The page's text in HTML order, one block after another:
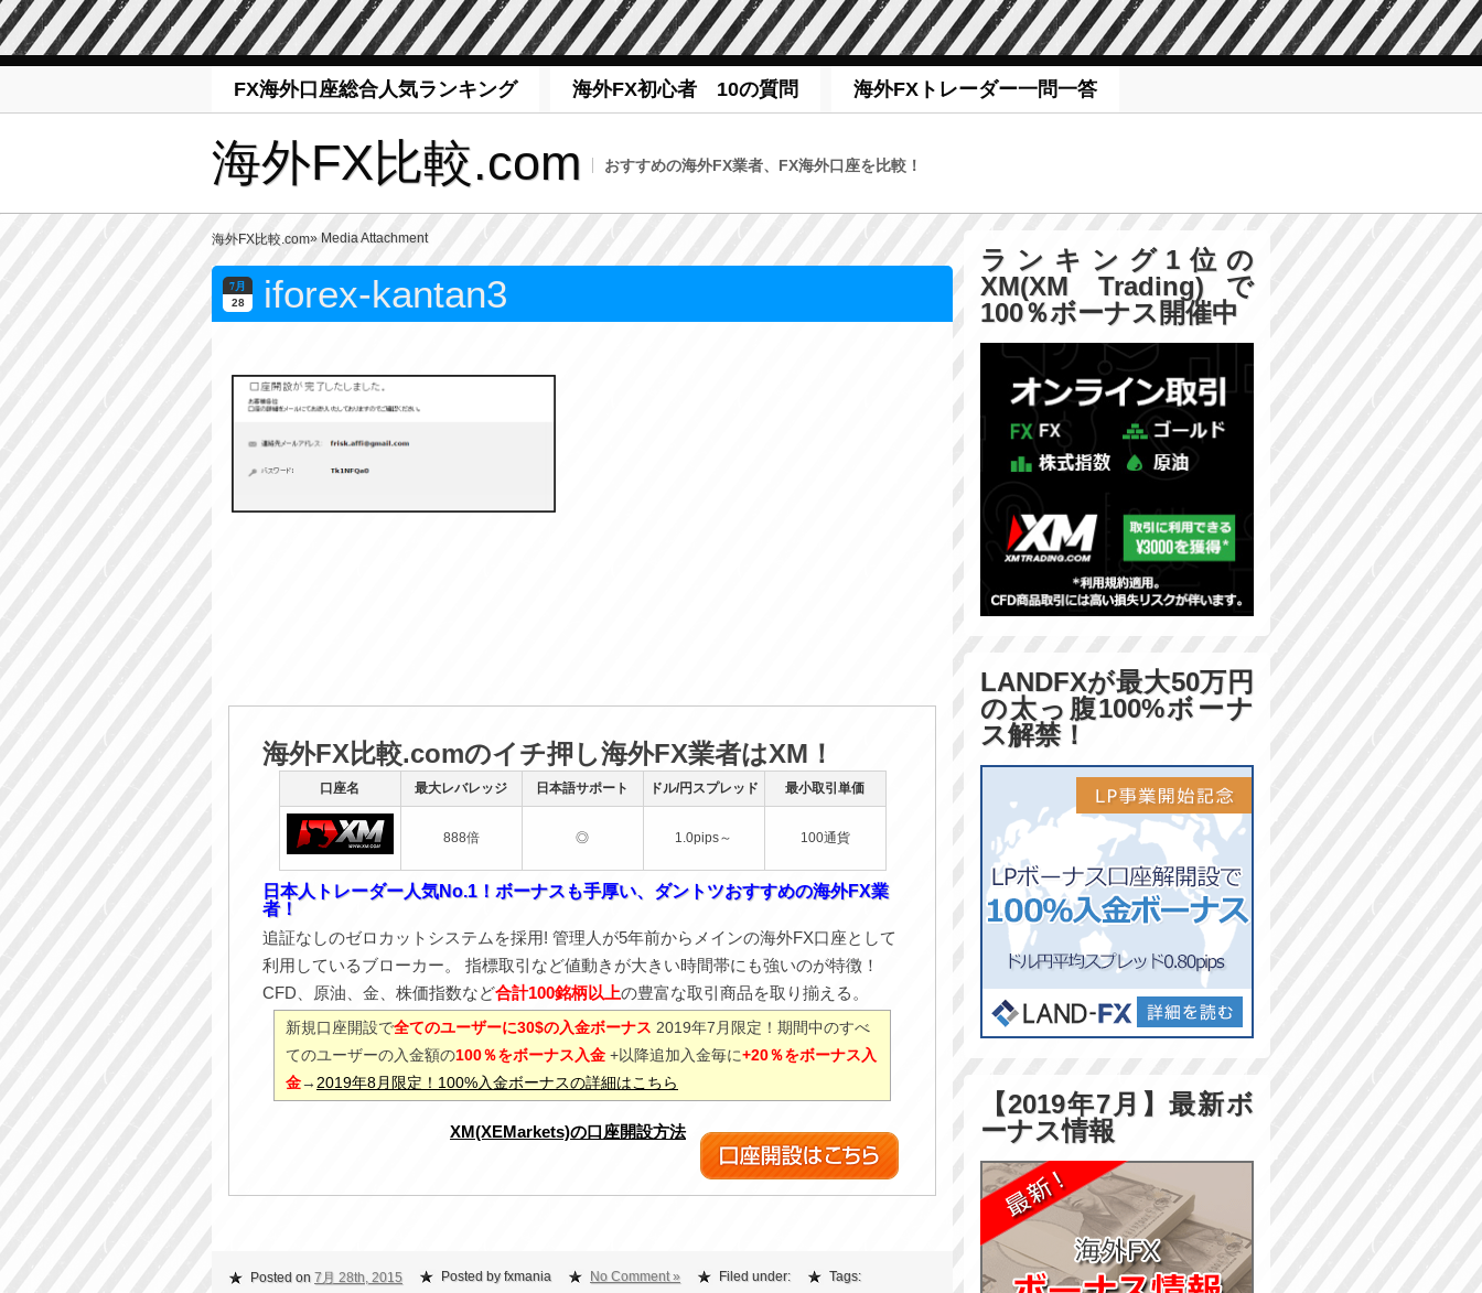
FX海外口座総合人気ランキング 海外FX初心者 10の質問 海外FXトレーダー一問一答
海外FX比較.com おすすめの海外FX業者、FX海外口座を比較！
海外FX比較.com» Media Attachment
7月
28 iforex-kantan3
海外FX比較.comのイチ押し海外FX業者はXM！
口座名 最大レバレッジ 日本語サポート ドル/円スプレッド 最小取引単価
888倍 ◎ 1.0pips～ 100通貨
日本人トレーダー人気No.1！ボーナスも手厚い、ダントツおすすめの海外FX業
者！
追証なしのゼロカットシステムを採用! 管理人が5年前からメインの海外FX口座として
利用しているブローカー。 指標取引など値動きが大きい時間帯にも強いのが特徴！
CFD、原油、金、株価指数など合計100銘柄以上の豊富な取引商品を取り揃える。
新規口座開設で全てのユーザーに30$の入金ボーナス 2019年7月限定！期間中のすべ
てのユーザーの入金額の100％をボーナス入金 +以降追加入金毎に+20％をボーナス入
金→ 2019年8月限定！100%入金ボーナスの詳細はこちら
XM(XEMarkets)の口座開設方法
Posted on 7月 28th, 2015 Posted by fxmania No Comment » Filed under: Tags:
ランキング1位の
XM(XM Trading)で
100％ボーナス開催中
LANDFXが最大50万円
の太っ腹100%ボーナ
ス解禁！
【2019年7月】最新ボ
ーナス情報